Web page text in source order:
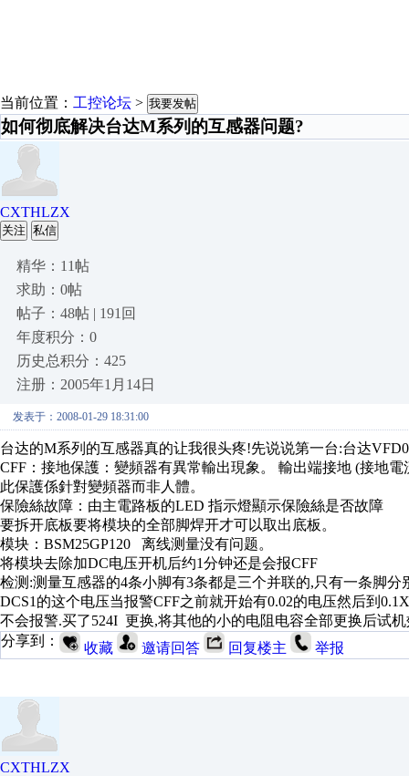
当前位置： 工控论坛 > 我要发帖
如何彻底解决台达M系列的互感器问题?
CXTHLZX
关注 私信
精华：11帖
求助：0帖
帖子：48帖 | 191回
年度积分：0
历史总积分：425
注册：2005年1月14日
发表于：2008-01-29 18:31:00
台达的M系列的互感器真的让我很头疼!先说说第一台:
CFF：接地保護：變頻器有異常輸出現象。 輸出端接地 (接地
此保護係針對變頻器而非人體。
保險絲故障：由主電路板的LED 指示燈顯示保險絲是否故障
要拆开底板要将模块的全部脚焊开才可以取出底板。
模块：BSM25GP120 离线测量没有问题。
将模块去除加DC电压开机后约1分钟还是会报CFF
检测:测量互感器的4条小脚有3条都是三个并联的,只有一条脚
DCS1的这个电压当报警CFF之前就开始有0.02的电压然后到
不会报警.买了524I 更换,将其他的小的电阻电容全部更换后试
分享到：
收藏 邀请回答 回复楼主 举报
CXTHLZX